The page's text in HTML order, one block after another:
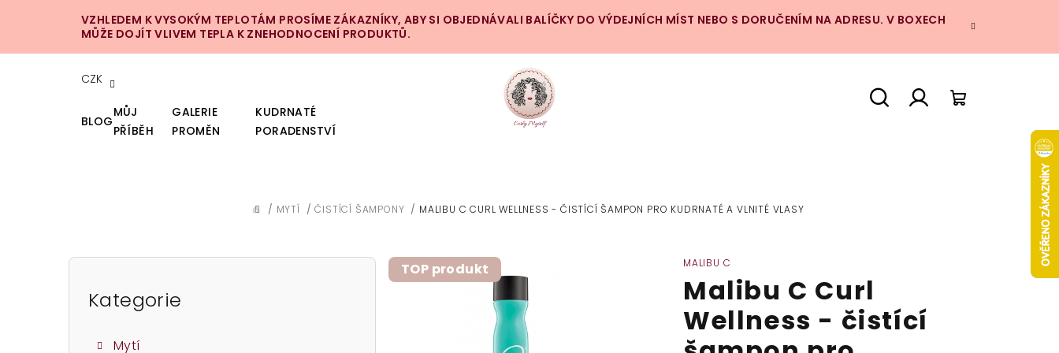
VZHLEDEM K VYSOKÝM TEPLOTÁM PROSÍME ZÁKAZNÍKY, ABY SI OBJEDNÁVALI BALÍČKY DO VÝDEJNÍCH MÍST NEBO S DORUČENÍM NA ADRESU. V BOXECH
MŮŽE DOJÍT VLIVEM TEPLA K ZNEHODNOCENÍ PRODUKTŮ.
CZK
BLOG
MŮJ
PŘÍBĚH
GALERIE
PROMĚN
KUDRNATÉ
PORADENSTVÍ
DOMŮ
/ MYTÍ / ČISTÍCÍ ŠAMPONY / MALIBU C CURL WELLNESS - ČISTÍCÍ ŠAMPON PRO KUDRNATÉ A VLNITÉ VLASY
P
Přeskočit
kategorie
Kategorie
Mytí
MALIBU C
Malibu C Curl
Wellness - čistící
TOP produkt